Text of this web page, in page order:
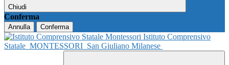
Chiudi
Conferma
Annulla Conferma
Istituto Comprensivo
Statale MONTESSORI San Giuliano Milanese